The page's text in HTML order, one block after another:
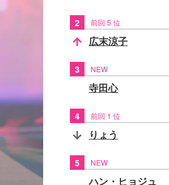
2 前回 5 位
広末涼子
3 NEW
寺田心
4 前回 1 位
りょう
5 NEW
ハン・ヒョジュ